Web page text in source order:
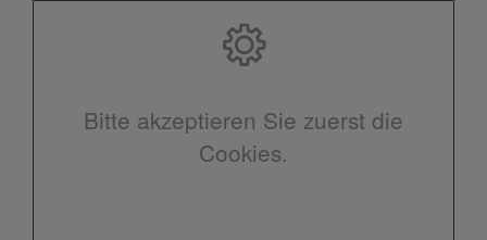
Bitte akzeptieren Sie zuerst die
Cookies.